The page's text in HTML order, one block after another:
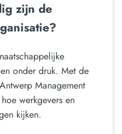
zijn de
onder druk. Met de
Management
werkgevers en
kijken.